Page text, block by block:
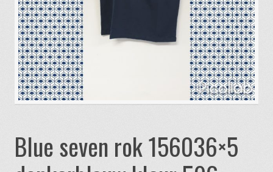
Blue seven rok 156036×5